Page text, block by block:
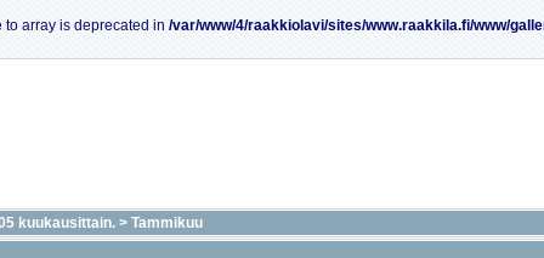
to array is deprecated in /var/www/4/raakkiolavi/sites/www.raakkila.fi/www/
kuukausittain. > Tammikuu